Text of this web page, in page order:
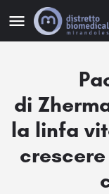
di
la linfa